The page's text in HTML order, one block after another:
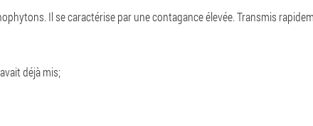
Il se caractérise par une contagance élevée. Transmis
déjà mis;